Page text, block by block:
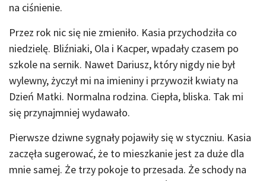
na ciśnienie.
Przez rok nic się nie zmieniło. Kasia przychodziła co
niedzielę. Bliźniaki, Ola i Kacper, wpadały czasem po
szkole na sernik. Nawet Dariusz, który nigdy nie był
wylewny, życzył mi na imieniny i przywoził kwiaty na
Dzień Matki. Normalna rodzina. Ciepła, bliska. Tak mi
się przynajmniej wydawało.
Pierwsze dziwne sygnały pojawiły się w styczniu. Kasia
zaczęła sugerować, że to mieszkanie jest za duże dla
mnie samej. Że trzy pokoje to przesada. Że schody na